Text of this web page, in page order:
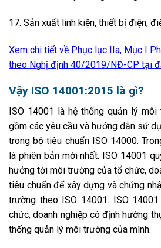
17. Sản xuất linh kiện, thiết bị điện,
Xem chi tiết về Phục lục IIa, Mục I
theo Nghị định 40/2019/NĐ-CP tại
Vậy ISO 14001:2015 là gì?
ISO 14001 là hệ thống quản lý môi
gồm các yêu cầu và hướng dẫn sử
trong bộ tiêu chuẩn ISO 14000.
là phiên bản mới nhất. ISO 14001
hưởng tới môi trường của tổ chức,
tiêu chuẩn để xây dựng và chứng
trường theo ISO 14001. ISO
chức, doanh nghiệp có định hướng
thống quản lý môi trường của mình.